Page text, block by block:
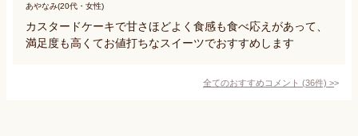
あやなみ(20代・女性)
カスタードケーキで甘さほどよく食感も食べ応えがあって、
満足度も高くてお値打ちなスイーツでおすすめします
全てのおすすめコメント (36件) >